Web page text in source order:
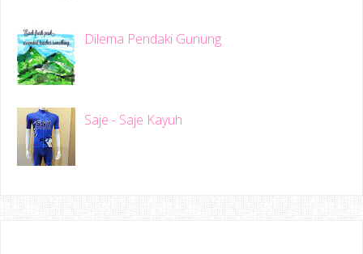
Dilema Pendaki Gunung
Saje - Saje Kayuh